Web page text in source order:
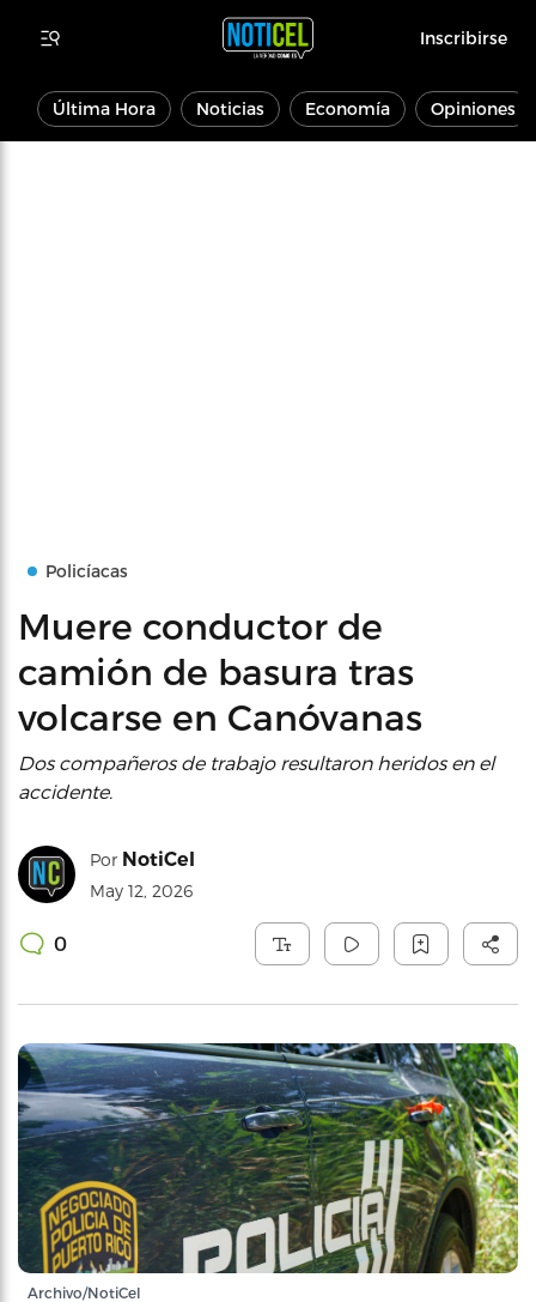
Inscribirse
Última Hora Noticias Economía Opiniones
Policíacas
Muere conductor de
camión de basura tras
volcarse en Canóvanas
Dos compañeros de trabajo resultaron heridos en el
accidente.
Por NotiCel
May 12, 2026
0
Archivo/NotiCel